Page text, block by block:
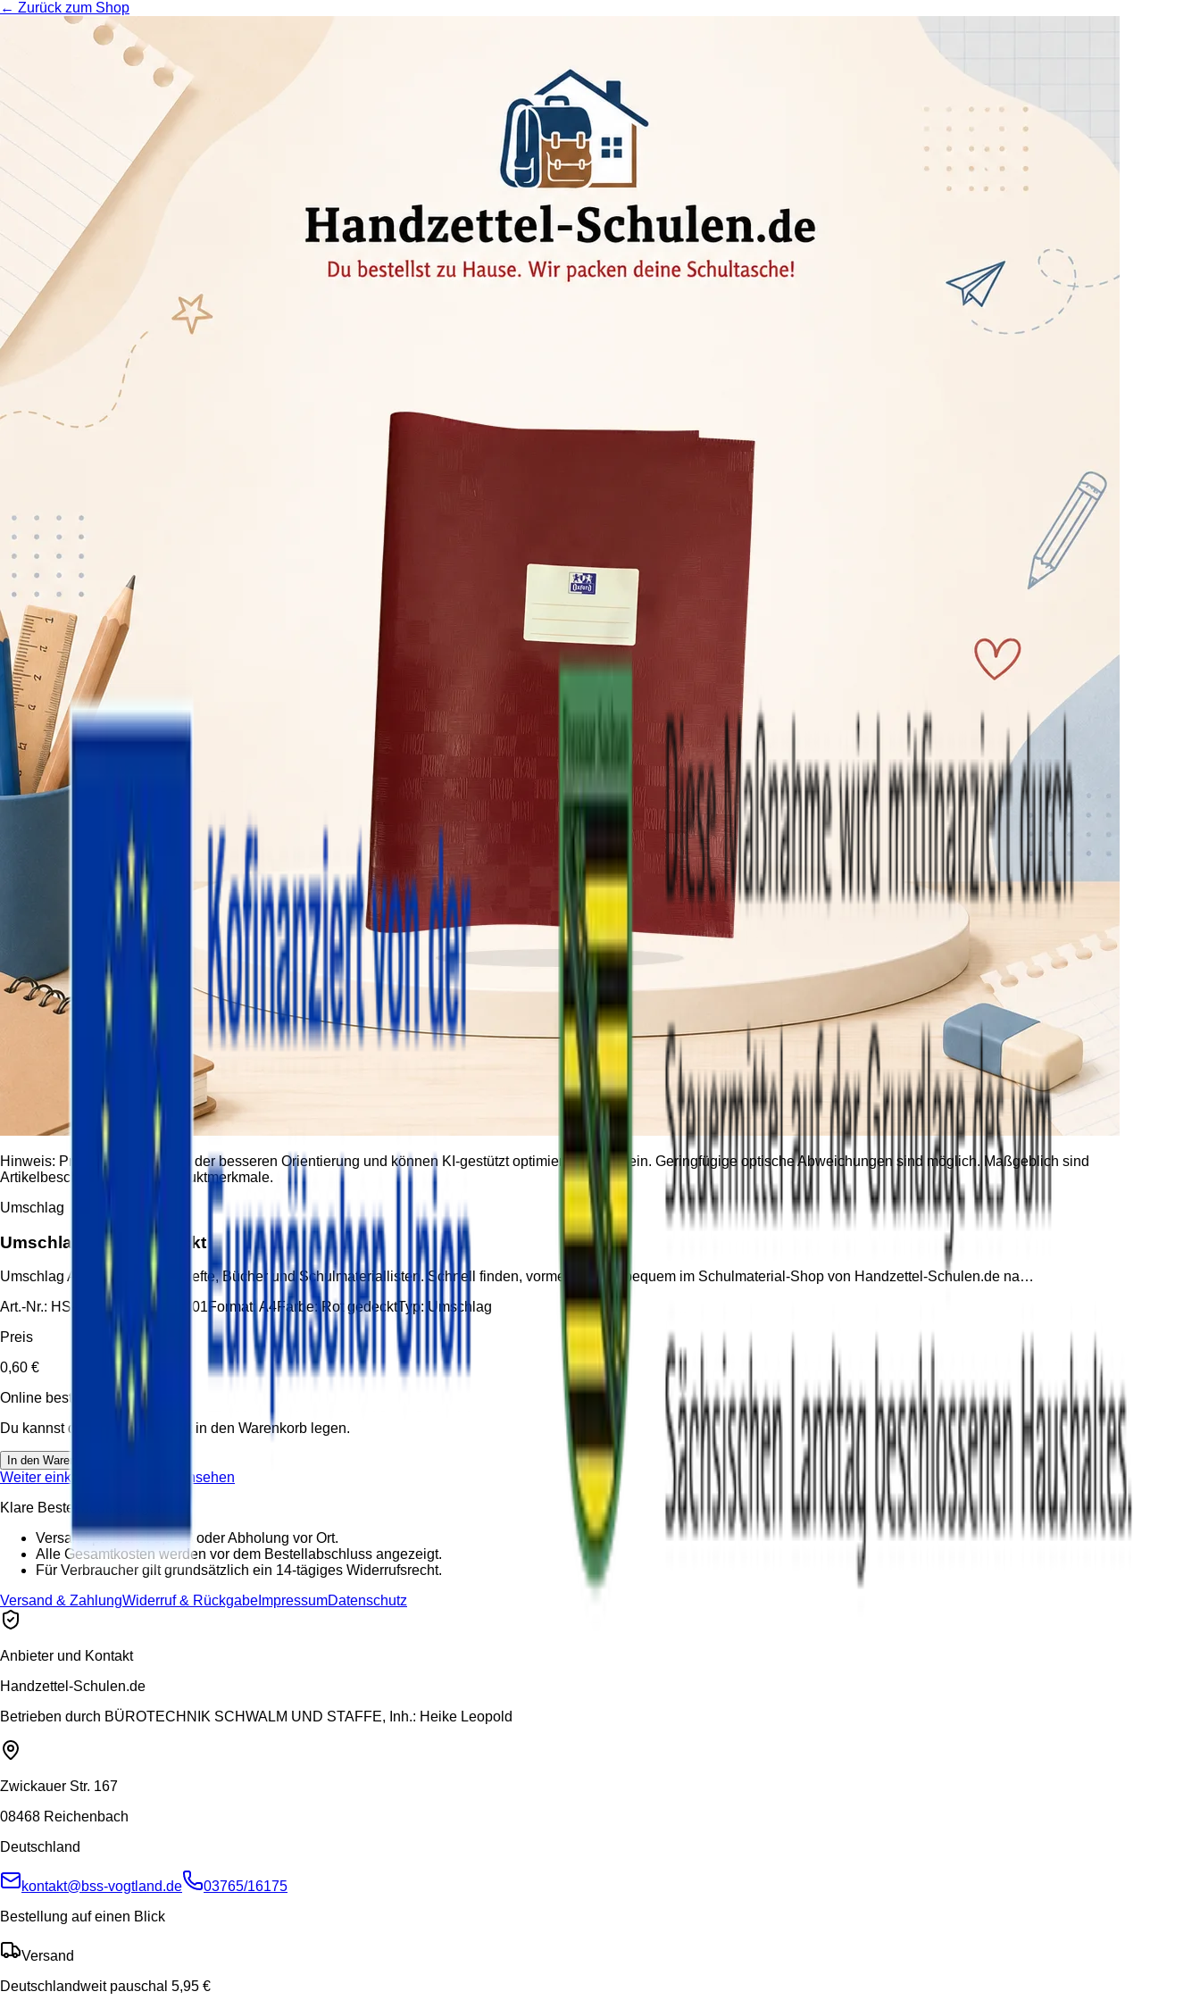
← Zurück zum Shop
Hinweis: Produktbilder dienen der besseren Orientierung und können KI-gestützt optimiert worden sein. Geringfügige optische Abweichungen sind möglich. Maßgeblich sind
Artikelbeschreibung und Produktmerkmale.
Umschlag
Umschlag A4 rot gedeckt
Umschlag A4 rot gedeckt für Hefte, Bücher und Schulmateriallisten. Schnell finden, vormerken und bequem im Schulmaterial-Shop von Handzettel-Schulen.de na…
Art.-Nr.: HS-UMS-A4-ROT-G-001Format: A4Farbe:Rot gedecktTyp: Umschlag
Preis
0,60 €
Online bestellbar
Du kannst diesen Artikel direkt in den Warenkorb legen.
In den Warenkorb
Weiter einkaufen
Warenkorb ansehen
Klare Bestellbedingungen
Versand pauschal 5,95 € oder Abholung vor Ort.
Alle Gesamtkosten werden vor dem Bestellabschluss angezeigt.
Für Verbraucher gilt grundsätzlich ein 14-tägiges Widerrufsrecht.
Versand & ZahlungWiderruf & Rückgabe ImpressumDatenschutz
Anbieter und Kontakt
Handzettel-Schulen.de
Betrieben durch BÜROTECHNIK SCHWALM UND STAFFE, Inh.: Heike Leopold
Zwickauer Str. 167
08468 Reichenbach
Deutschland
kontakt@bss-vogtland.de
03765/16175
Bestellung auf einen Blick
Versand
Deutschlandweit pauschal 5,95 €